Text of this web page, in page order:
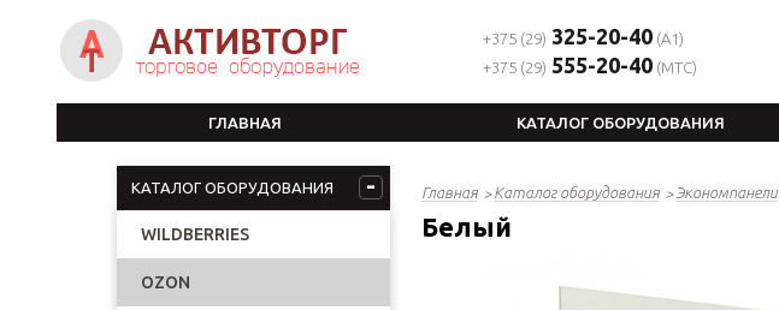
+375 (29) 325-20-40(A1)
+375 (29) 555-20-40(MTC)
ГЛАВНАЯ КАТАЛОГ ОБОРУДОВАНИЯ
КАТАЛОГ ОБОРУДОВАНИЯ
WILDBERRIES
OZON
Главная Каталог оборудования Экономпанели
Белый